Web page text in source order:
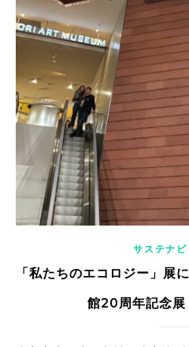
サステナビ
「私たちのエコロジー」展
館20周年記念展